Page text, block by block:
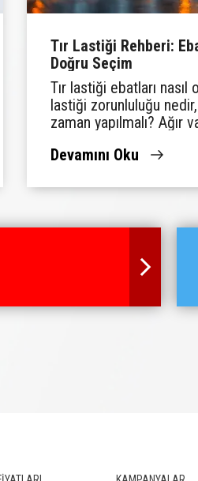
Tır Lastiği Rehberi:
Doğru Seçim
Tır lastiği ebatları nasıl
lastiği zorunluluğu
zaman yapılmalı? Ağır
Devamını Oku